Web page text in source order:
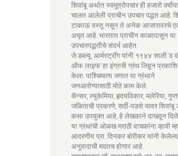
शिवांबू अर्थात स्वमूत्रोपचार ही हजारो
चालत आलेली प्राचीन उपचार पद्धत आहे.
टाकाऊ वस्तू नसून ते अनेक आजारावरचे
अमृत आहे. भारतात प्राचीन काळापासून या
उपचारपद्धतीचे संदर्भ आहेत.
जे.डब्ल्यू. आर्मस्ट्राँग यांनी १९४४ साली ‘द
ऑफ लाइफ’ हा इंग्रजी ग्रंथ लिहून
केला. पाश्चिमात्य जगात या ग्रंथाने
जनआरोग्यासाठी मोठे काम केले.
कॅन्सर, ल्युकेमिया, हृदयविकार, मलेरिया,
जळिताची प्रकरणे, सर्दी-पडसे यावर शिवांबू
कसा उपयुक्त आहे, हे लेखकाने दाखवून
या ग्रंथांची ओळख मराठी वाचकांना व्हावी
आदरणीय प्रा. दिनकर बोरीकर यांनी
अनुवादाची मदतच होणार आहे.